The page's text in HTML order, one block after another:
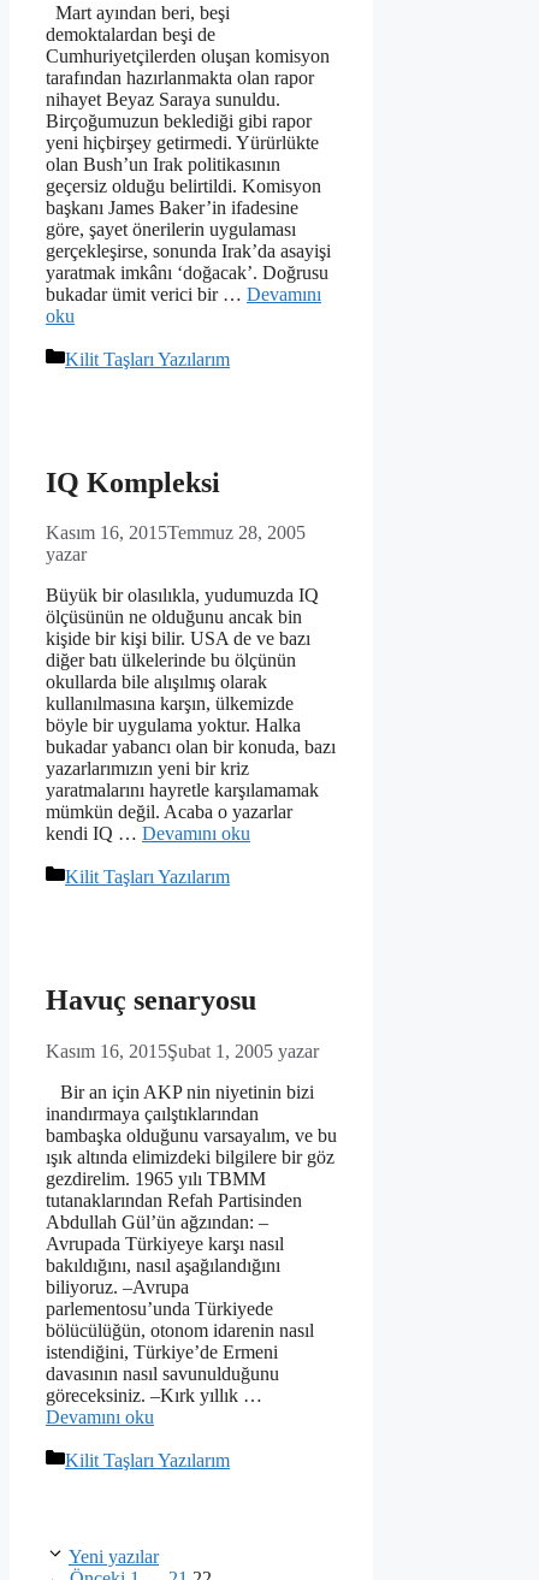
Mart ayından beri, beşi
demoktalardan beşi de
Cumhuriyetçilerden oluşan komisyon
tarafından hazırlanmakta olan rapor
nihayet Beyaz Saraya sunuldu.
Birçoğumuzun beklediği gibi rapor
yeni hiçbirşey getirmedi. Yürürlükte
olan Bush’un Irak politikasının
geçersiz olduğu belirtildi. Komisyon
başkanı James Baker’in ifadesine
göre, şayet önerilerin uygulaması
gerçekleşirse, sonunda Irak’da asayişi
yaratmak imkânı ‘doğacak’. Doğrusu
bukadar ümit verici bir … Devamını
oku
Kategoriler
Kilit Taşları Yazılarım
IQ Kompleksi
Kasım 16, 2015Temmuz 28, 2005
yazar
Büyük bir olasılıkla, yudumuzda IQ
ölçüsünün ne olduğunu ancak bin
kişide bir kişi bilir. USA de ve bazı
diğer batı ülkelerinde bu ölçünün
okullarda bile alışılmış olarak
kullanılmasına karşın, ülkemizde
böyle bir uygulama yoktur. Halka
bukadar yabancı olan bir konuda, bazı
yazarlarımızın yeni bir kriz
yaratmalarını hayretle karşılamamak
mümkün değil. Acaba o yazarlar
kendi IQ … Devamını oku
Kategoriler
Kilit Taşları Yazılarım
Havuç senaryosu
Kasım 16, 2015Şubat 1, 2005 yazar
Bir an için AKP nin niyetinin bizi
inandırmaya çaılştıklarından
bambaşka olduğunu varsayalım, ve bu
ışık altında elimizdeki bilgilere bir göz
gezdirelim. 1965 yılı TBMM
tutanaklarından Refah Partisinden
Abdullah Gül’ün ağzından: –
Avrupada Türkiyeye karşı nasıl
bakıldığını, nasıl aşağılandığını
biliyoruz. –Avrupa
parlementosu’unda Türkiyede
bölücülüğün, otonom idarenin nasıl
istendiğini, Türkiye’de Ermeni
davasının nasıl savunulduğunu
göreceksiniz. –Kırk yıllık …
Devamını oku
Kategoriler
Kilit Taşları Yazılarım
Yeni yazılar